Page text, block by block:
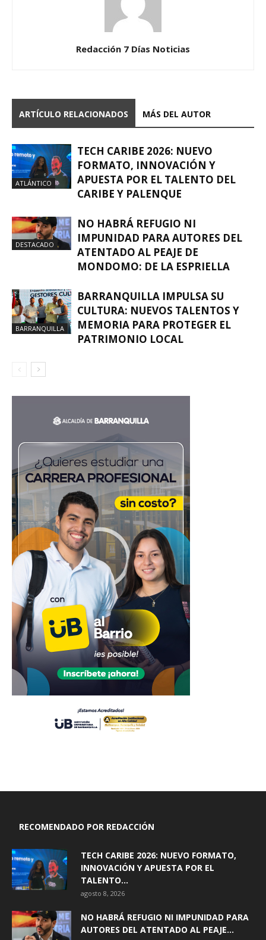
Redacción 7 Días Noticias
ARTÍCULO RELACIONADOS MÁS DEL AUTOR
ATLÁNTICO
TECH CARIBE 2026: NUEVO
FORMATO, INNOVACIÓN Y
APUESTA POR EL TALENTO DEL
CARIBE Y PALENQUE
DESTACADO
NO HABRÁ REFUGIO NI
IMPUNIDAD PARA AUTORES DEL
ATENTADO AL PEAJE DE
MONDOMO: DE LA ESPRIELLA
BARRANQUILLA
BARRANQUILLA IMPULSA SU
CULTURA: NUEVOS TALENTOS Y
MEMORIA PARA PROTEGER EL
PATRIMONIO LOCAL
RECOMENDADO POR REDACCIÓN
TECH CARIBE 2026: NUEVO FORMATO,
INNOVACIÓN Y APUESTA POR EL
TALENTO...
agosto 8, 2026
NO HABRÁ REFUGIO NI IMPUNIDAD PARA
AUTORES DEL ATENTADO AL PEAJE...